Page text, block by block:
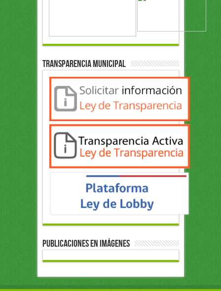
Transparencia Municipal
Publicaciones en Imágenes